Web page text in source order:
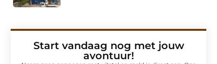
Start vandaag nog met jouw
avontuur!